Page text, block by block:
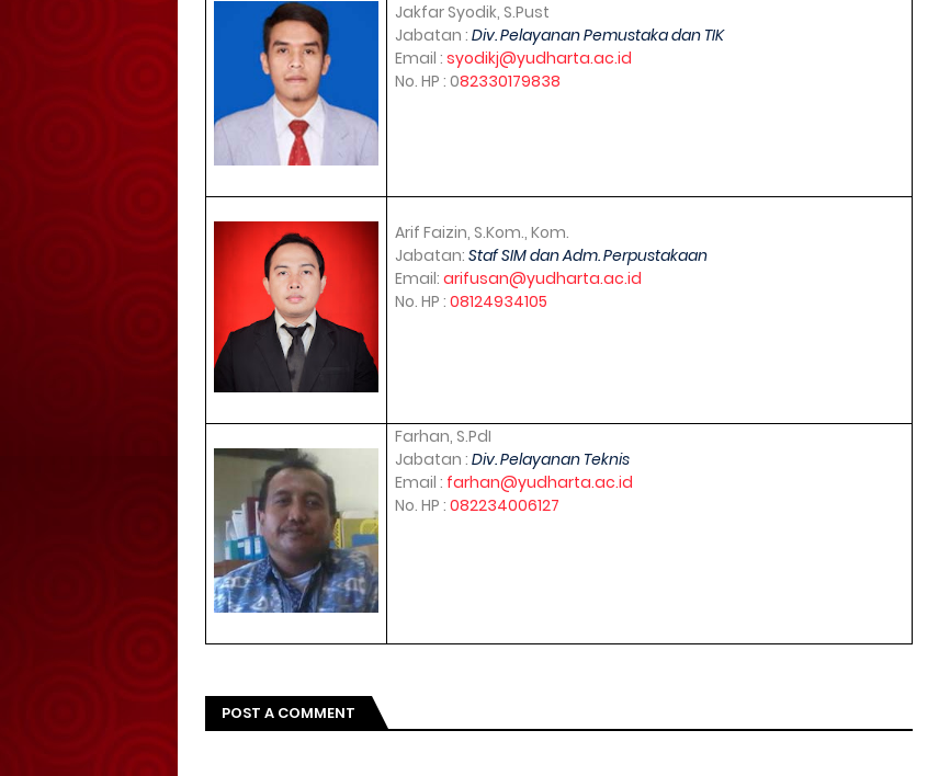
Jakfar Syodik, S.Pust
Jabatan :Div. Pelayanan Pemustaka dan TIK
Email :syodikj@yudharta.ac.id
No. HP : 082330179838
Arif Faizin, S.Kom., Kom.
Jabatan:Staf SIM dan Adm. Perpustakaan
Email:arifusan@yudharta.ac.id
No. HP :08124934105
Farhan, S.PdI
Jabatan :Div. Pelayanan Teknis
Email : farhan@yudharta.ac.id
No. HP :082234006127
POST A COMMENT